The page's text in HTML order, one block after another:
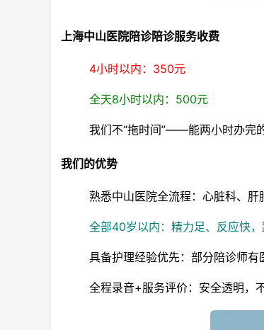
上海中山医院陪诊陪诊服务收费
4小时以内：350元
全天8小时以内：500元
我们不“拖时间”——能两小时办完
我们的优势
熟悉中山医院全流程：心脏科、
全部40岁以内：精力足、反应快
具备护理经验优先：部分陪诊师
全程录音+服务评价：安全透明，